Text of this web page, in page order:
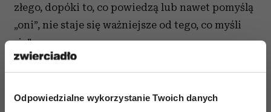
Odpowiedzialne wykorzystanie Twoich danych
złego, dopóki to, co powiedzą lub nawet pomyślą
„oni”, nie staje się ważniejsze od tego, co myśli
„ja”.
Wiecej w Sensie 07/2015.